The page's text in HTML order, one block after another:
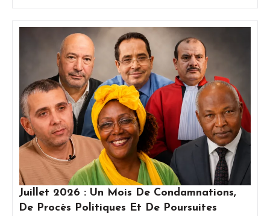
Juillet 2026 : Un Mois De Condamnations,
De Procès Politiques Et De Poursuites
PagePagePagePage Page